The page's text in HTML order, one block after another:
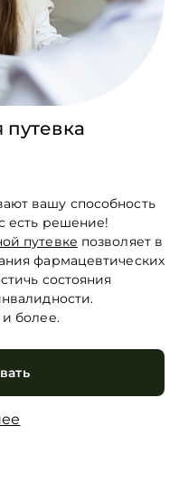
вашу способность
есть решение!
путевке позволяет в
фармацевтических
состояния
более.